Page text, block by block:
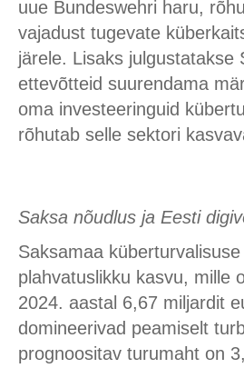
uue Bundeswehri haru,
vajadust tugevate
järele. Lisaks julgustatakse
ettevõtteid suurendama
oma investeeringuid
rõhutab selle sektori
Saksa nõudlus ja Eesti
Saksamaa
plahvatuslikku kasvu, mille
2024. aastal 6,67 miljardit
domineerivad peamiselt
prognoositav turumaht on